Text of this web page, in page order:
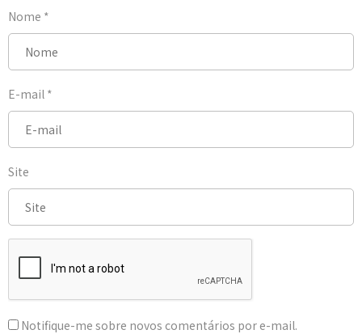
Nome *
E-mail *
Site
Notifique-me sobre novos comentários por e-mail.